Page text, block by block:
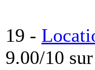
19 -
9.00/10